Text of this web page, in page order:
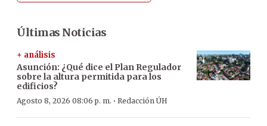
Últimas Noticias
+ análisis
Asunción: ¿Qué dice el Plan Regulador
sobre la altura permitida para los
edificios?
Agosto 8, 2026 08:06 p. m. · Redacción ÚH